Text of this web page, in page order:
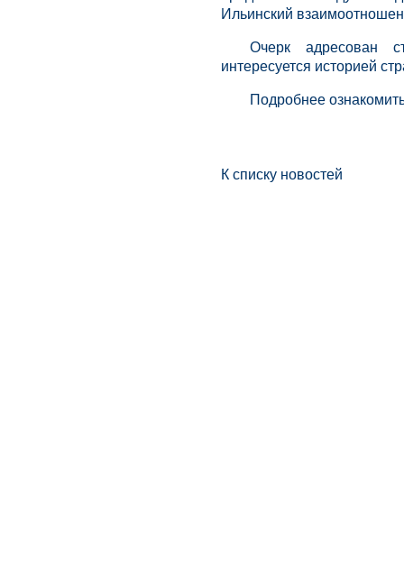
Ильинский
Очерк адресован
интересуется историей
Подробнее
К списку новостей